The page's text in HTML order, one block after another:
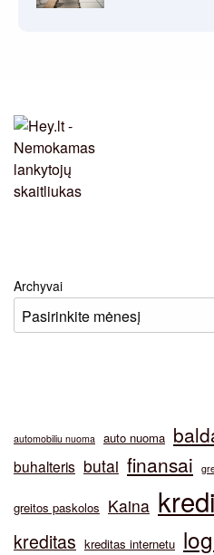
Archyvai
automobiliu nuoma auto nuoma
buhalteris butai finansai
greitos paskolos Kaina
kreditas kreditas internetu